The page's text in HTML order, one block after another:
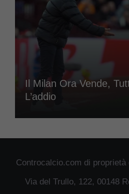
Il Milan Ora Vende,
L’addio
Controcalcio.com di proprietà
Via del Trullo, 122, 00148